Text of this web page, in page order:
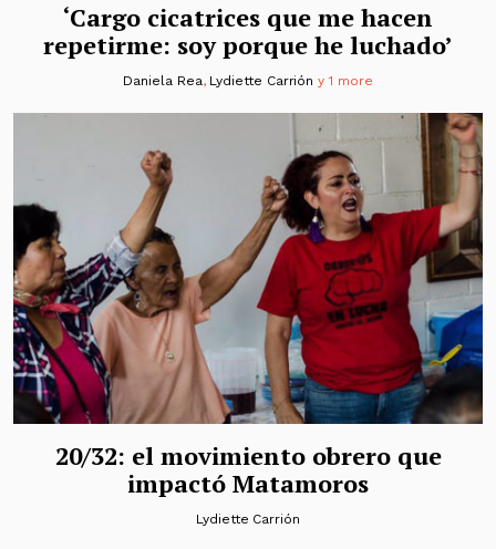
‘Cargo cicatrices que me hacen
repetirme: soy porque he luchado’
Daniela Rea, Lydiette Carrión y 1 more
20/32: el movimiento obrero que
impactó Matamoros
Lydiette Carrión